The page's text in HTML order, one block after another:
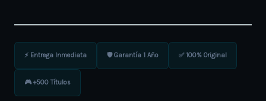
⚡ Entrega Inmediata 🛡️ Garantía 1 Año ✅ 100% Original
🎮 +500 Títulos